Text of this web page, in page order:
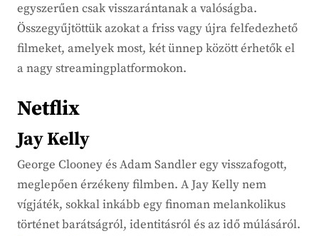
egyszerűen csak visszarántanak a valóságba.
Összegyűjtöttük azokat a friss vagy újra felfedezhető
filmeket, amelyek most, két ünnep között érhetők el
a nagy streamingplatformokon.
Netflix
Jay Kelly
George Clooney és Adam Sandler egy visszafogott,
meglepően érzékeny filmben. A Jay Kelly nem
vígjáték, sokkal inkább egy finoman melankolikus
történet barátságról, identitásról és az idő múlásáról.